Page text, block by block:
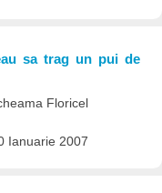
sa trag un pui de
Floricel
Ianuarie 2007